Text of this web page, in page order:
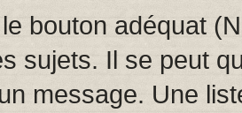
bouton adéquat
sujets. Il se peut
message. Une